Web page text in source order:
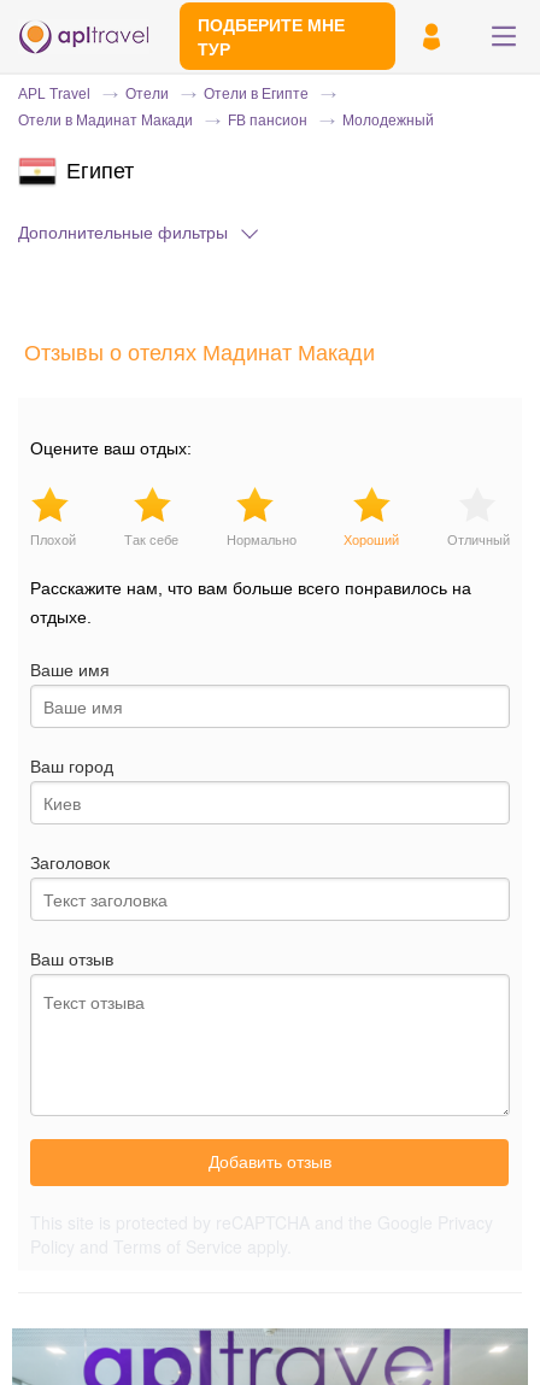
ПОДБЕРИТЕ МНЕ
ТУР
Эксперт свяжется с вами и сделает
APL Travel Отели
Отели в Египте
Отели в Мадинат Макади
FB пансион Молодежный
Египет
Дополнительные фильтры
Отзывы о отелях Мадинат Макади
Оцените ваш отдых:
Плохой Так себе Нормально Хороший Отличный
Расскажите нам, что вам больше всего понравилось на
отдыхе.
Ваше имя
Ваш город
Заголовок
Ваш отзыв
Добавить отзыв